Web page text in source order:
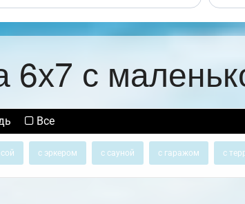
с
Все
с эркером с сауной с гаражом с